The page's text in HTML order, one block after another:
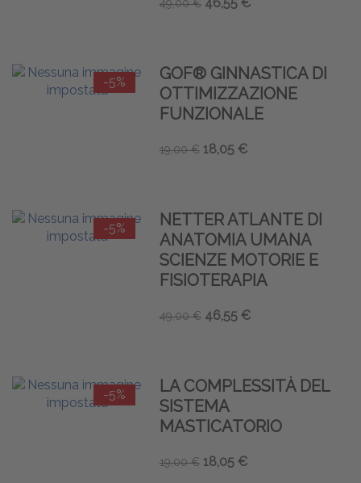
49,00 €
-5%
GOF® GINNASTICA DI
OTTIMIZZAZIONE
FUNZIONALE
19,00 € 18,05 €
-5%
NETTER ATLANTE DI
ANATOMIA UMANA
SCIENZE MOTORIE E
FISIOTERAPIA
49,00 € 46,55 €
-5%
LA COMPLESSITÀ DEL
SISTEMA
MASTICATORIO
19,00 € 18,05 €